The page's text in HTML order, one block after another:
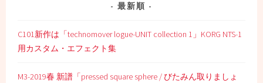
最新順
C101新作は「technomover logue-UNIT collection 1」KORG NTS-1
用カスタム・エフェクト集
M3-2019春 新譜「pressed square sphere / びたみん取りましょ